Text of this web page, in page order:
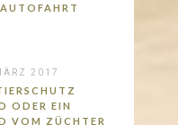
2017
ODER EIN
VOM ZÜCHTER